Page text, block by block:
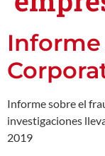
Informe
Informe sobre el
investigaciones
2019